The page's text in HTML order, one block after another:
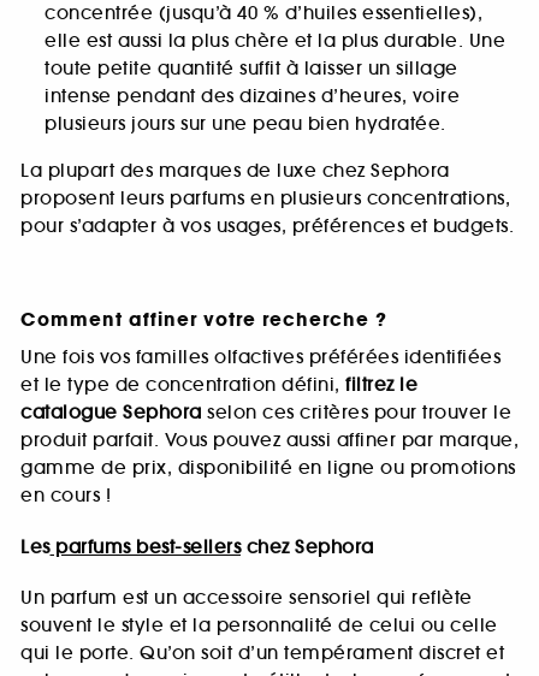
concentrée (jusqu’à 40 % d’huiles essentielles),
elle est aussi la plus chère et la plus durable. Une
toute petite quantité suffit à laisser un sillage
intense pendant des dizaines d’heures, voire
plusieurs jours sur une peau bien hydratée.
La plupart des marques de luxe chez Sephora
proposent leurs parfums en plusieurs concentrations,
pour s’adapter à vos usages, préférences et budgets.
Comment affiner votre recherche ?
Une fois vos familles olfactives préférées identifiées
et le type de concentration défini, filtrez le
catalogue Sephora selon ces critères pour trouver le
produit parfait. Vous pouvez aussi affiner par marque,
gamme de prix, disponibilité en ligne ou promotions
en cours !
Lesparfums best-sellerschez Sephora
Un parfum est un accessoire sensoriel qui reflète
souvent le style et la personnalité de celui ou celle
qui le porte. Qu’on soit d’un tempérament discret et